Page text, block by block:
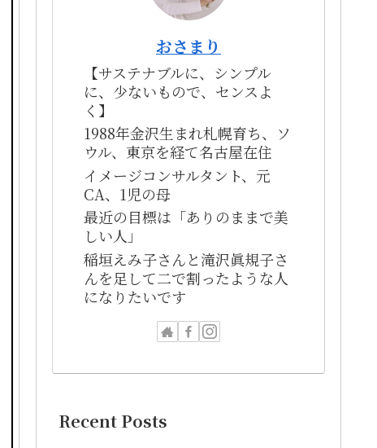
おさまり
【サステナブルに、シンプル
に、少ないもので、センスよ
く】
1988年金沢生まれ札幌育ち、ソ
ウル、東京を経て名古屋在住
イメージコンサルタント、元
CA、1児の母
最近の目標は「ありのままで美
しい人」
稲垣えみ子さんと滝沢眞規子さ
んを足して二で割ったような人
になりたいです
Recent Posts